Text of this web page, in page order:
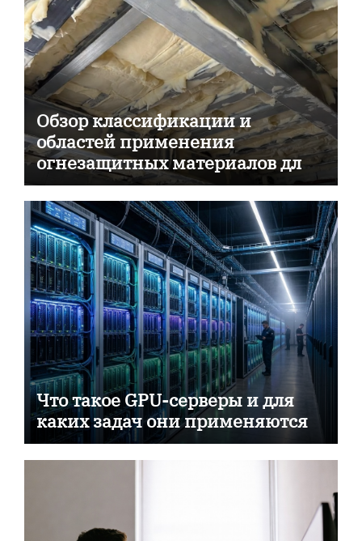
Обзор классификации и
областей применения
огнезащитных материалов для
пассивной противопожарной
защиты
Что такое GPU-серверы и для
каких задач они применяются